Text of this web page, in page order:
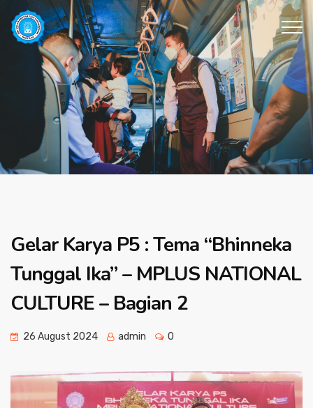
Gelar Karya P5 : Tema “Bhinneka
Tunggal Ika” – MPLUS NATIONAL
CULTURE – Bagian 2
26 August 2024 admin 0